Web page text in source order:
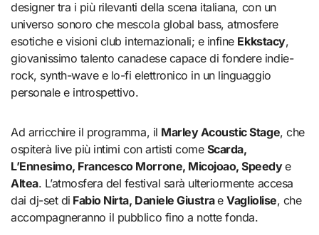
designer tra i più rilevanti della scena italiana, con un
universo sonoro che mescola global bass, atmosfere
esotiche e visioni club internazionali; e infine Ekkstacy,
giovanissimo talento canadese capace di fondere indie-
rock, synth-wave e lo-fi elettronico in un linguaggio
personale e introspettivo.
Ad arricchire il programma, il Marley Acoustic Stage, che
ospiterà live più intimi con artisti come Scarda,
L’Ennesimo, Francesco Morrone, Micojoao, Speedye
Altea. L’atmosfera del festival sarà ulteriormente accesa
dai dj-set di Fabio Nirta, Daniele GiustraeVagliolise, che
accompagneranno il pubblico fino a notte fonda.